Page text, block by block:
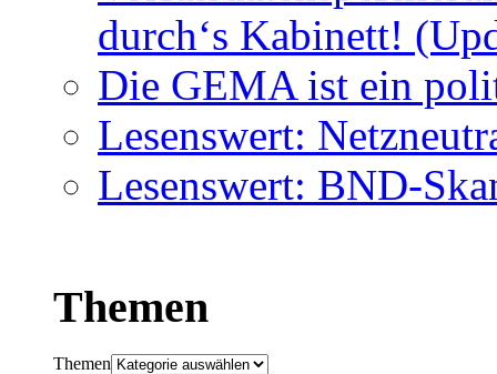
durch‘s Kabinett!
Die GEMA ist ein
Lesenswert:
Lesenswert: BND-
Themen
Themen